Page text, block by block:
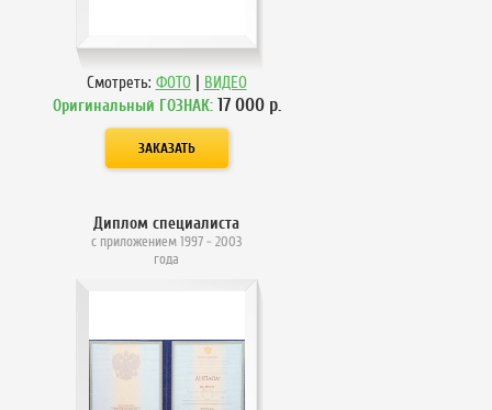
Смотреть: ФОТО | ВИДЕО
Оригинальный ГОЗНАК: 17 000р.
Диплом специалиста
с приложением 1997 - 2003
года